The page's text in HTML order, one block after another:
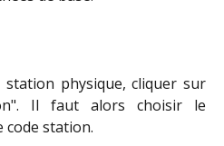
physique, cliquer sur
Il faut alors choisir le
code station.